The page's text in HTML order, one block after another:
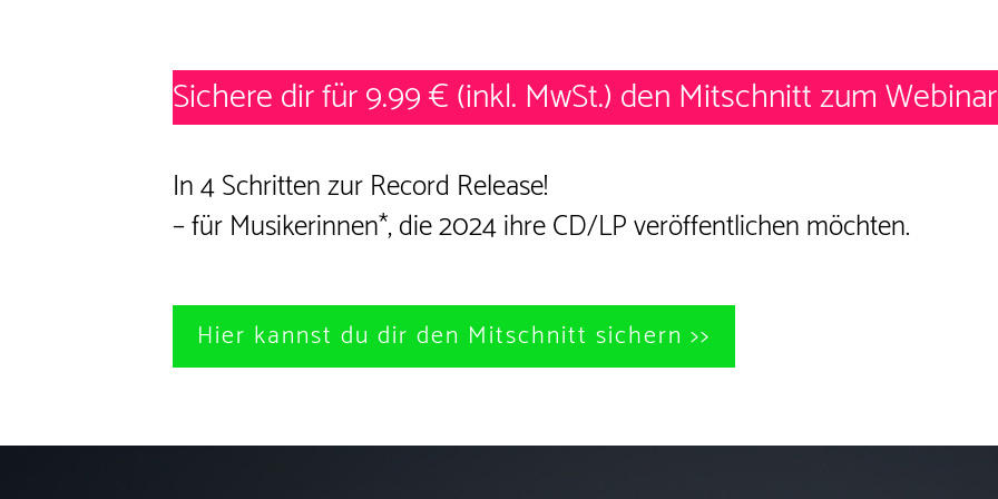
Sichere dir für 9.99 €(inkl. MwSt.) den Mitschnittzum
In 4 Schritten zur Record Release!
– für Musikerinnen*, die 2024 ihre CD/LP veröffentlichen möchten.
Hier kannst du dir den Mitschnitt sichern >>